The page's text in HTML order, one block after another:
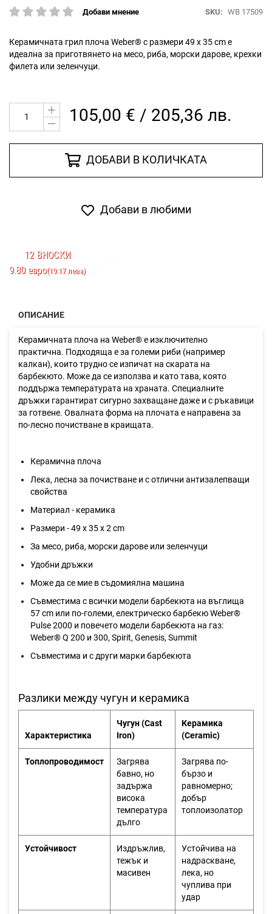
рейтинг:
Добави мнение SKU WB 17509
Керамичната грил плоча Weber® с размери 49 x 35 cm е
идеална за приготвянето на месо, риба, морски дарове, крехки
филета или зеленчуци.
105,00 € / 205,36 лв.
ДОБАВИ В КОЛИЧКАТА
Добави в любими
12 ВНОСКИ
9.80 евро(19.17 лева)
началото
на
със
снимки
ОПИСАНИЕ
Керамичната плоча на Weber® е изключително
практична. Подходяща е за големи риби (например
калкан), които трудно се изпичат на скарата на
барбекюто. Може да се използва и като тава, която
поддържа температурата на храната. Специалните
дръжки гарантират сигурно захващане даже и с ръкавици
за готвене. Овалната форма на плочата е направена за
по-лесно почистване в краищата.
Керамична плоча
Лека, лесна за почистване и с отлични антизалепващи
свойства
Материал - керамика
Размери - 49 х 35 x 2 cm
За месо, риба, морски дарове или зеленчуци
Удобни дръжки
Може да се мие в съдомиялна машина
Съвместима с всички модели барбекюта на въглища
57 cm или по-големи, електрическо барбекю Weber®
Pulse 2000 и повечето модели барбекюта на газ:
Weber® Q 200 и 300, Spirit, Genesis, Summit
Съвместима и с други марки барбекюта
Разлики между чугун и керамика
Характеристика
Чугун (Cast
Iron)
Керамика
(Ceramic)
Топлопроводимост
Загрява
бавно, но
задържа
висока
температура
дълго
Загрява по-
бързо и
равномерно;
добър
топлоизолатор
Устойчивост
Издръжлив,
тежък и
масивен
Устойчива на
надраскване,
лека, но
чуплива при
удар